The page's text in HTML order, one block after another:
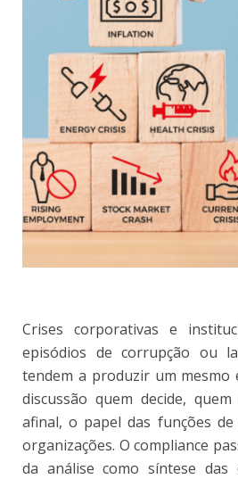
Crises corporativas e
episódios de corrupção ou
tendem a produzir um mesmo
discussão quem decide,
afinal, o papel das funções
organizações. O compliance
da análise como síntese das